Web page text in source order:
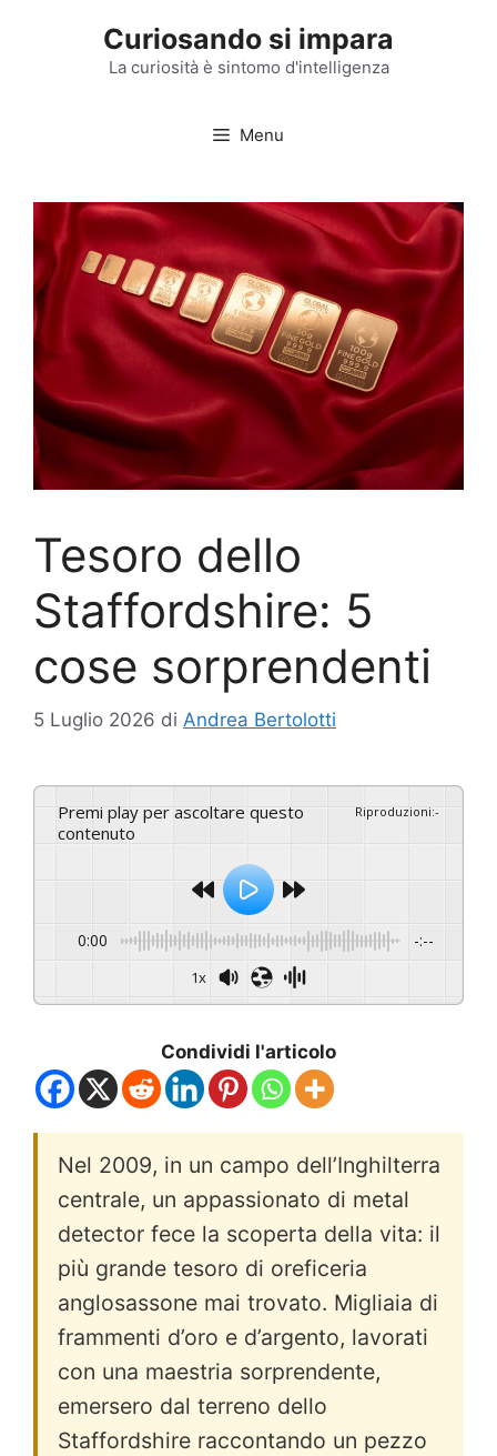
Curiosando si impara
La curiosità è sintomo d'intelligenza
Menu
Tesoro dello
Staffordshire: 5
cose sorprendenti
5 Luglio 2026 di Andrea Bertolotti
Premi play per ascoltare questo
contenuto
Riproduzioni:-
0:00 -:--
1x
Condividi l'articolo
Nel 2009, in un campo dell’Inghilterra
centrale, un appassionato di metal
detector fece la scoperta della vita: il
più grande tesoro di oreficeria
anglosassone mai trovato. Migliaia di
frammenti d’oro e d’argento, lavorati
con una maestria sorprendente,
emersero dal terreno dello
Staffordshire raccontando un pezzo